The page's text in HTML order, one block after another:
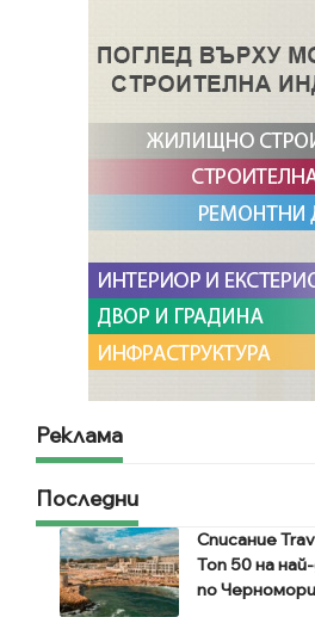
Реклама
Последни
Списание
Топ 50 на
по